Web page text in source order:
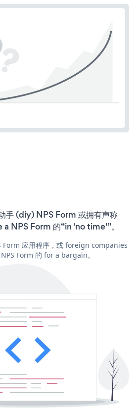
手 (diy) NPS Form 或拥有声称
NPS Form 的“in 'no time'”。
Form 应用程序，或 foreign companies
Form 的 for a bargain。